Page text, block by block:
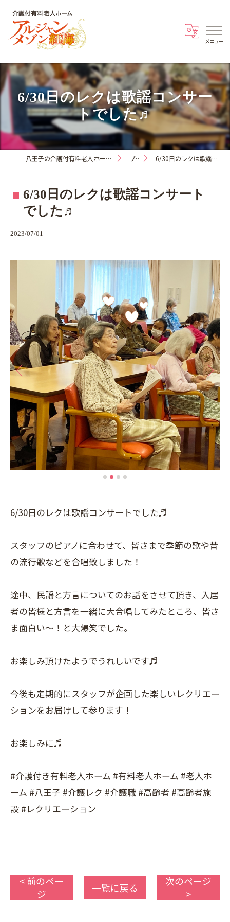
6/30日のレクは歌謡コンサー
トでした♬
八王子の介護付有料老人ホーム・アルジャンメゾン紅梅 ブログ 6/30日のレクは歌謡コンサートでした♬
6/30日のレクは歌謡コンサート
でした♬
2023/07/01
6/30日のレクは歌謡コンサートでした♬
スタッフのピアノに合わせて、皆さまで季節の歌や昔
の流行歌などを合唱致しました！
途中、民謡と方言についてのお話をさせて頂き、入居
者の皆様と方言を一緒に大合唱してみたところ、皆さ
ま面白い～！と大爆笑でした。
お楽しみ頂けたようでうれしいです♬
今後も定期的にスタッフが企画した楽しいレクリエー
ションをお届けして参ります！
お楽しみに♬
#介護付き有料老人ホーム #有料老人ホーム #老人ホ
ーム #八王子 #介護レク #介護職 #高齢者 #高齢者施
設 #レクリエーション
< 前のペー
ジ
一覧に戻る
次のページ
>